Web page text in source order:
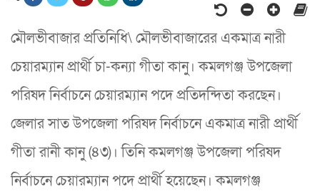
মৌলভীবাজার প্রতিনিধি\ মৌলভীবাজারের একমাত্র নারী
চেয়ারম্যান প্রার্থী চা-কন্যা গীতা কানু। কমলগঞ্জ উপজেলা
পরিষদ নির্বাচনে চেয়ারম্যান পদে প্রতিদন্দিতা করছেন।
জেলার সাত উপজেলা পরিষদ নির্বাচনে একমাত্র নারী প্রার্থী
গীতা রানী কানু (৪৩)। তিনি কমলগঞ্জ উপজেলা পরিষদ
নির্বাচনে চেয়ারম্যান পদে প্রার্থী হয়েছেন। কমলগঞ্জ